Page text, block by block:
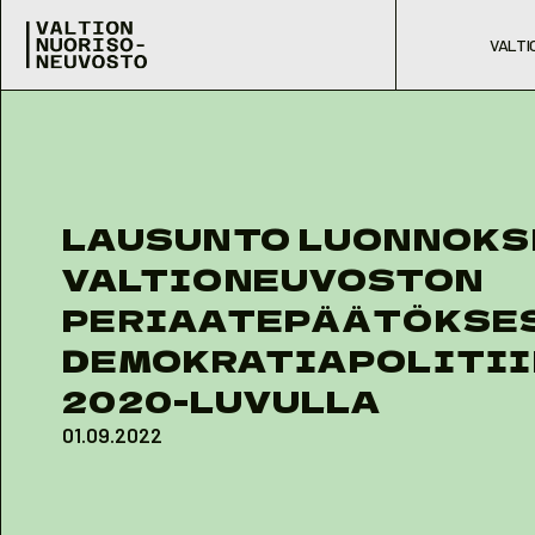
Valtion nuorisoneuvosto
LAUSUNTO
VALTIONEUVOSTON
2020-LUVULLA
01.09.2022